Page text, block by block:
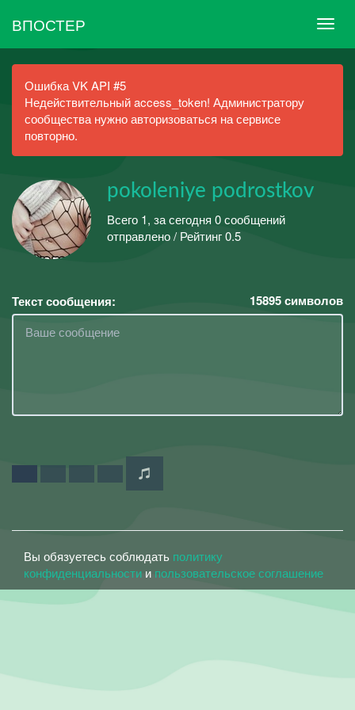
ВПОСТЕР
Ошибка VK API #5
Недействительный access_token! Администратору
сообщества нужно авторизоваться на сервисе
повторно.
pokoleniye podrostkov
Всего 1, за сегодня 0 сообщений
отправлено / Рейтинг 0.5
Текст сообщения: 15895символов
Вы обязуетесь соблюдать политику
конфиденциальности и пользовательское соглашение